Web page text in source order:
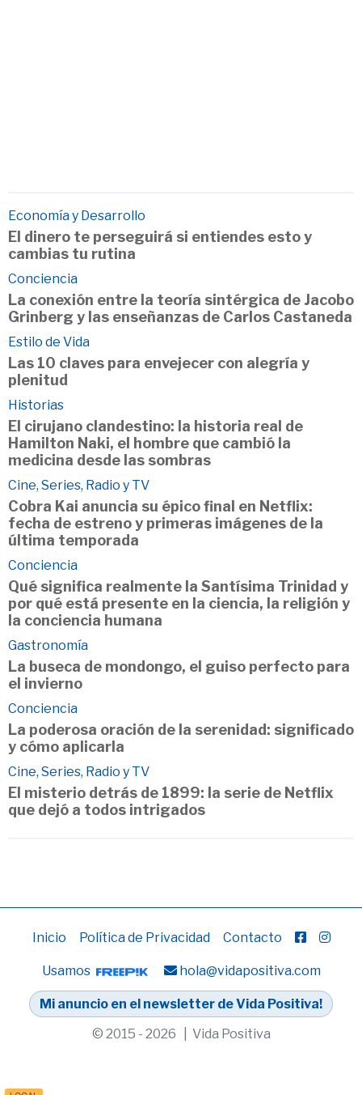
Economía y Desarrollo
El dinero te perseguirá si entiendes esto y
cambias tu rutina
Conciencia
La conexión entre la teoría sintérgica de Jacobo
Grinberg y las enseñanzas de Carlos Castaneda
Estilo de Vida
Las 10 claves para envejecer con alegría y
plenitud
Historias
El cirujano clandestino: la historia real de
Hamilton Naki, el hombre que cambió la
medicina desde las sombras
Cine, Series, Radio y TV
Cobra Kai anuncia su épico final en Netflix:
fecha de estreno y primeras imágenes de la
última temporada
Conciencia
Qué significa realmente la Santísima Trinidad y
por qué está presente en la ciencia, la religión y
la conciencia humana
Gastronomía
La buseca de mondongo, el guiso perfecto para
el invierno
Conciencia
La poderosa oración de la serenidad: significado
y cómo aplicarla
Cine, Series, Radio y TV
El misterio detrás de 1899: la serie de Netflix
que dejó a todos intrigados
Inicio Política de Privacidad Contacto
Usamos hola@vidapositiva.com
Mi anuncio en el newsletter de Vida Positiva!
© 2015 - 2026 | Vida Positiva